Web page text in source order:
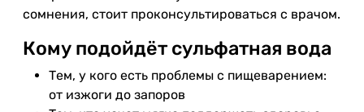
сомнения, стоит проконсультироваться с врачом.
Кому подойдёт сульфатная вода
Тем, у кого есть проблемы с пищеварением:
от изжоги до запоров